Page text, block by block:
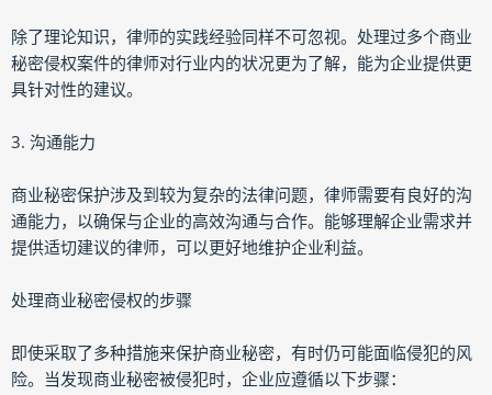
除了理论知识，律师的实践经验同样不可忽视。处理过多个商业
秘密侵权案件的律师对行业内的状况更为了解，能为企业提供更
具针对性的建议。
3. 沟通能力
商业秘密保护涉及到较为复杂的法律问题，律师需要有良好的沟
通能力，以确保与企业的高效沟通与合作。能够理解企业需求并
提供适切建议的律师，可以更好地维护企业利益。
处理商业秘密侵权的步骤
即使采取了多种措施来保护商业秘密，有时仍可能面临侵犯的风
险。当发现商业秘密被侵犯时，企业应遵循以下步骤：